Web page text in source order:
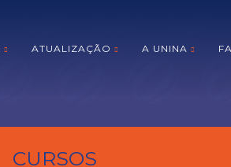
ATUALIZAÇÃO A UNINA
CURSOS